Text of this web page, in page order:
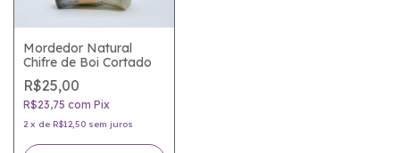
Mordedor Natural
Chifre de Boi Cortado
R$25,00
R$23,75 com Pix
2 x de R$12,50 sem juros